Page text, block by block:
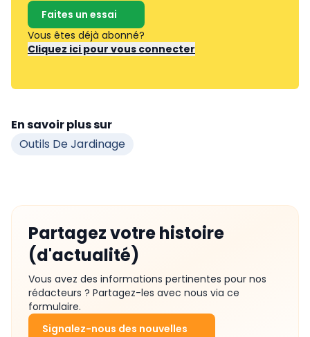
Faites un essai
Vous êtes déjà abonné?
Cliquez ici pour vous connecter
En savoir plus sur
Outils De Jardinage
Partagez votre histoire
(d'actualité)
Vous avez des informations pertinentes pour nos
rédacteurs ? Partagez-les avec nous via ce
formulaire.
Signalez-nous des nouvelles